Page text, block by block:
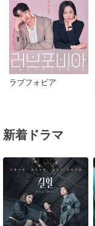
ラブフォビア
新着ドラマ